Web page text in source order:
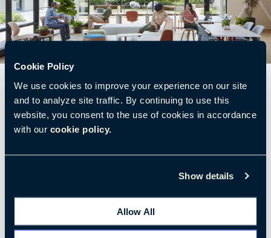
Cookie Policy
We use cookies to improve your experience on our site
and to analyze site traffic. By continuing to use this
website, you consent to the use of cookies in accordance
with our cookie policy.
Show details
Allow All
Une partie essentielle de la
solution
réchauffement climatique », affirme Amy. Environ un quart des
entreprises de la liste Fortune 500 ont pris des engagements pour
aider à réduire le réchauffement climatique d’ici 2030. De